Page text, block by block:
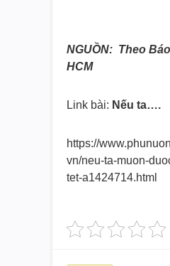
NGUỒN: Theo
HCM
Link bài: Nếu ta….
https://
vn/neu-ta-muon-
tet-a1424714.html